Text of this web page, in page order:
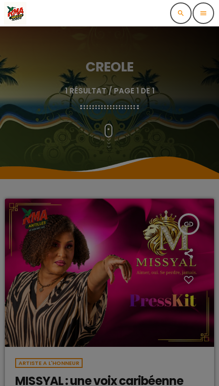
search menu
CREOLE
1 RÉSULTAT / PAGE 1 DE 1
insert_link
ARTISTE A L'HONNEUR
MISSYAL : une voix caribéenne